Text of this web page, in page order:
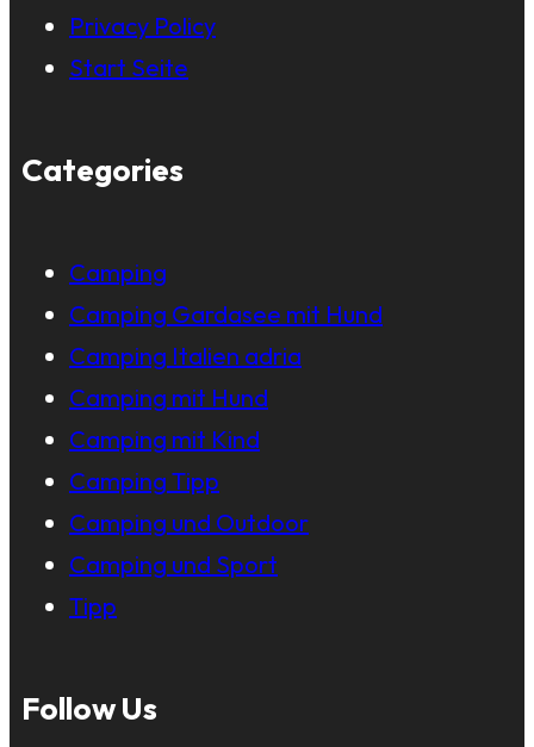
Privacy Policy
Start Seite
Categories
Camping
Camping Gardasee mit Hund
Camping Italien adria
Camping mit Hund
Camping mit Kind
Camping Tipp
Camping und Outdoor
Camping und Sport
Tipp
Follow Us